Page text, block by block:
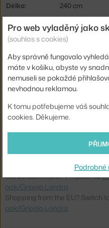
Délka:
240 cm
Barva:
tmavé dřevo
Materiál:
dubové dřevo,
Podnož:
dřevo
Tvar stolu:
obdélník
Deska stolu:
laminát /
Info k produktu: Stůl má po
Kód produktu
AND-
Ste zo Slovenska? Prejdite na
oak/Griogio Londra
Shopping from the EU? Switch
oak/Griogio Londra
Pro web vyladěný jako
(souhlas s cookies)
Aby správně fungovalo
máte v košíku, abyste vy
nemuseli se pokaždé
nevhodnou reklamou.
K tomu potřebujeme váš
cookies. Děkujeme.
Podrobné